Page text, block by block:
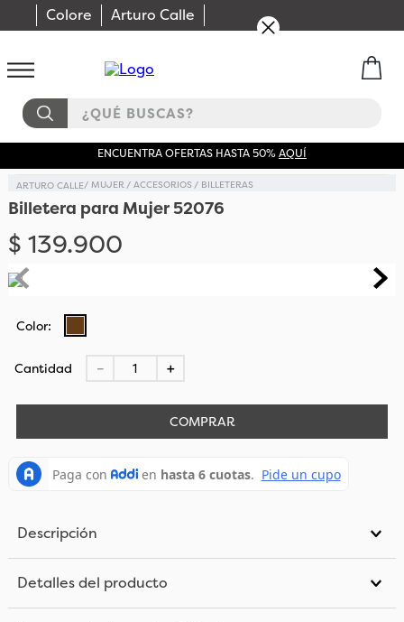
Colore Arturo Calle
¿QUÉ BUSCAS?
ENCUENTRA OFERTAS HASTA 50%AQUÍ
MUJER ACCESORIOS BILLETERAS
Billetera para Mujer 52076
$ 139.900
Cantidad ＋
－
COMPRAR
Descripción
Detalles del producto